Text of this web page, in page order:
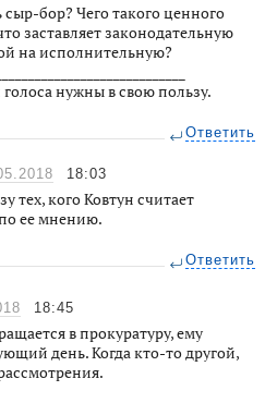
сыр-бор? Чего такого ценного
заставляет законодательную
на исполнительную?
голоса нужны в свою пользу.
Ответить
18:03
тех, кого Ковтун считает
ее мнению.
Ответить
18:45
в прокуратуру, ему
день. Когда кто-то другой,